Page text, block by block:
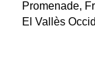
Promenade,
El Vallès